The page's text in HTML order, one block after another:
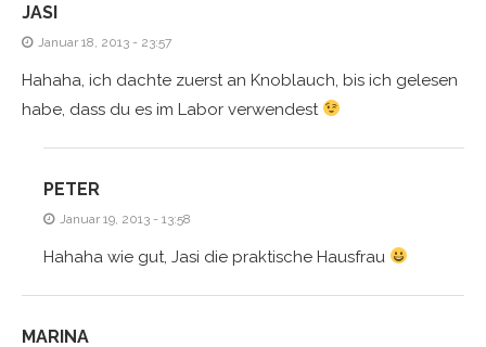
JASI
Januar 18, 2013 - 23:57
Hahaha, ich dachte zuerst an Knoblauch, bis ich gelesen
habe, dass du es im Labor verwendest
PETER
Januar 19, 2013 - 13:58
Hahaha wie gut, Jasi die praktische Hausfrau
MARINA